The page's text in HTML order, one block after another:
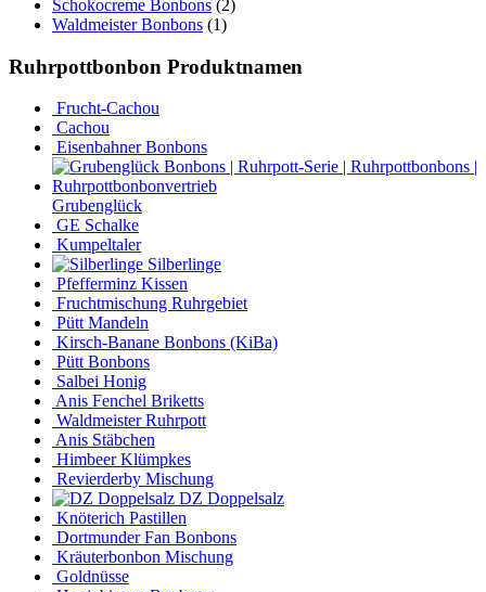
Schokocreme Bonbons (2)
Waldmeister Bonbons (1)
Ruhrpottbonbon Produktnamen
Frucht-Cachou
Cachou
Eisenbahner Bonbons
Grubenglück
GE Schalke
Kumpeltaler
Silberlinge
Pfefferminz Kissen
Fruchtmischung Ruhrgebiet
Pütt Mandeln
Kirsch-Banane Bonbons (KiBa)
Pütt Bonbons
Salbei Honig
Anis Fenchel Briketts
Waldmeister Ruhrpott
Anis Stäbchen
Himbeer Klümpkes
Revierderby Mischung
DZ Doppelsalz
Knöterich Pastillen
Dortmunder Fan Bonbons
Kräuterbonbon Mischung
Goldnüsse